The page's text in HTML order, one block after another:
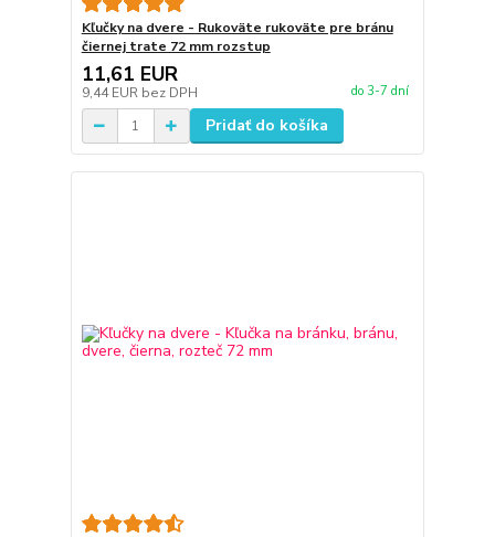
Kľučky na dvere - Rukoväte rukoväte pre bránu
čiernej trate 72 mm rozstup
11,61 EUR
9,44 EUR bez DPH do 3-7 dní
Pridať do košíka